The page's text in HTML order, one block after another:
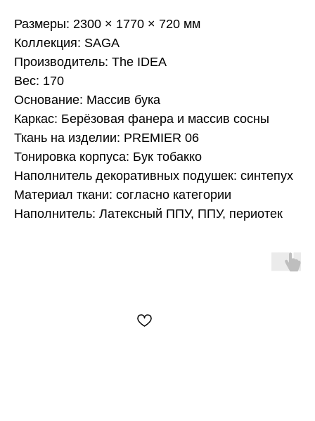
Размеры: 2300 × 1770 × 720 мм
Коллекция: SAGA
Производитель: The IDEA
Вес: 170
Основание: Массив бука
Каркас: Берёзовая фанера и массив сосны
Ткань на изделии: PREMIER 06
Тонировка корпуса: Бук тобакко
Наполнитель декоративных подушек: синтепух
Материал ткани: согласно категории
Наполнитель: Латексный ППУ, ППУ, периотек